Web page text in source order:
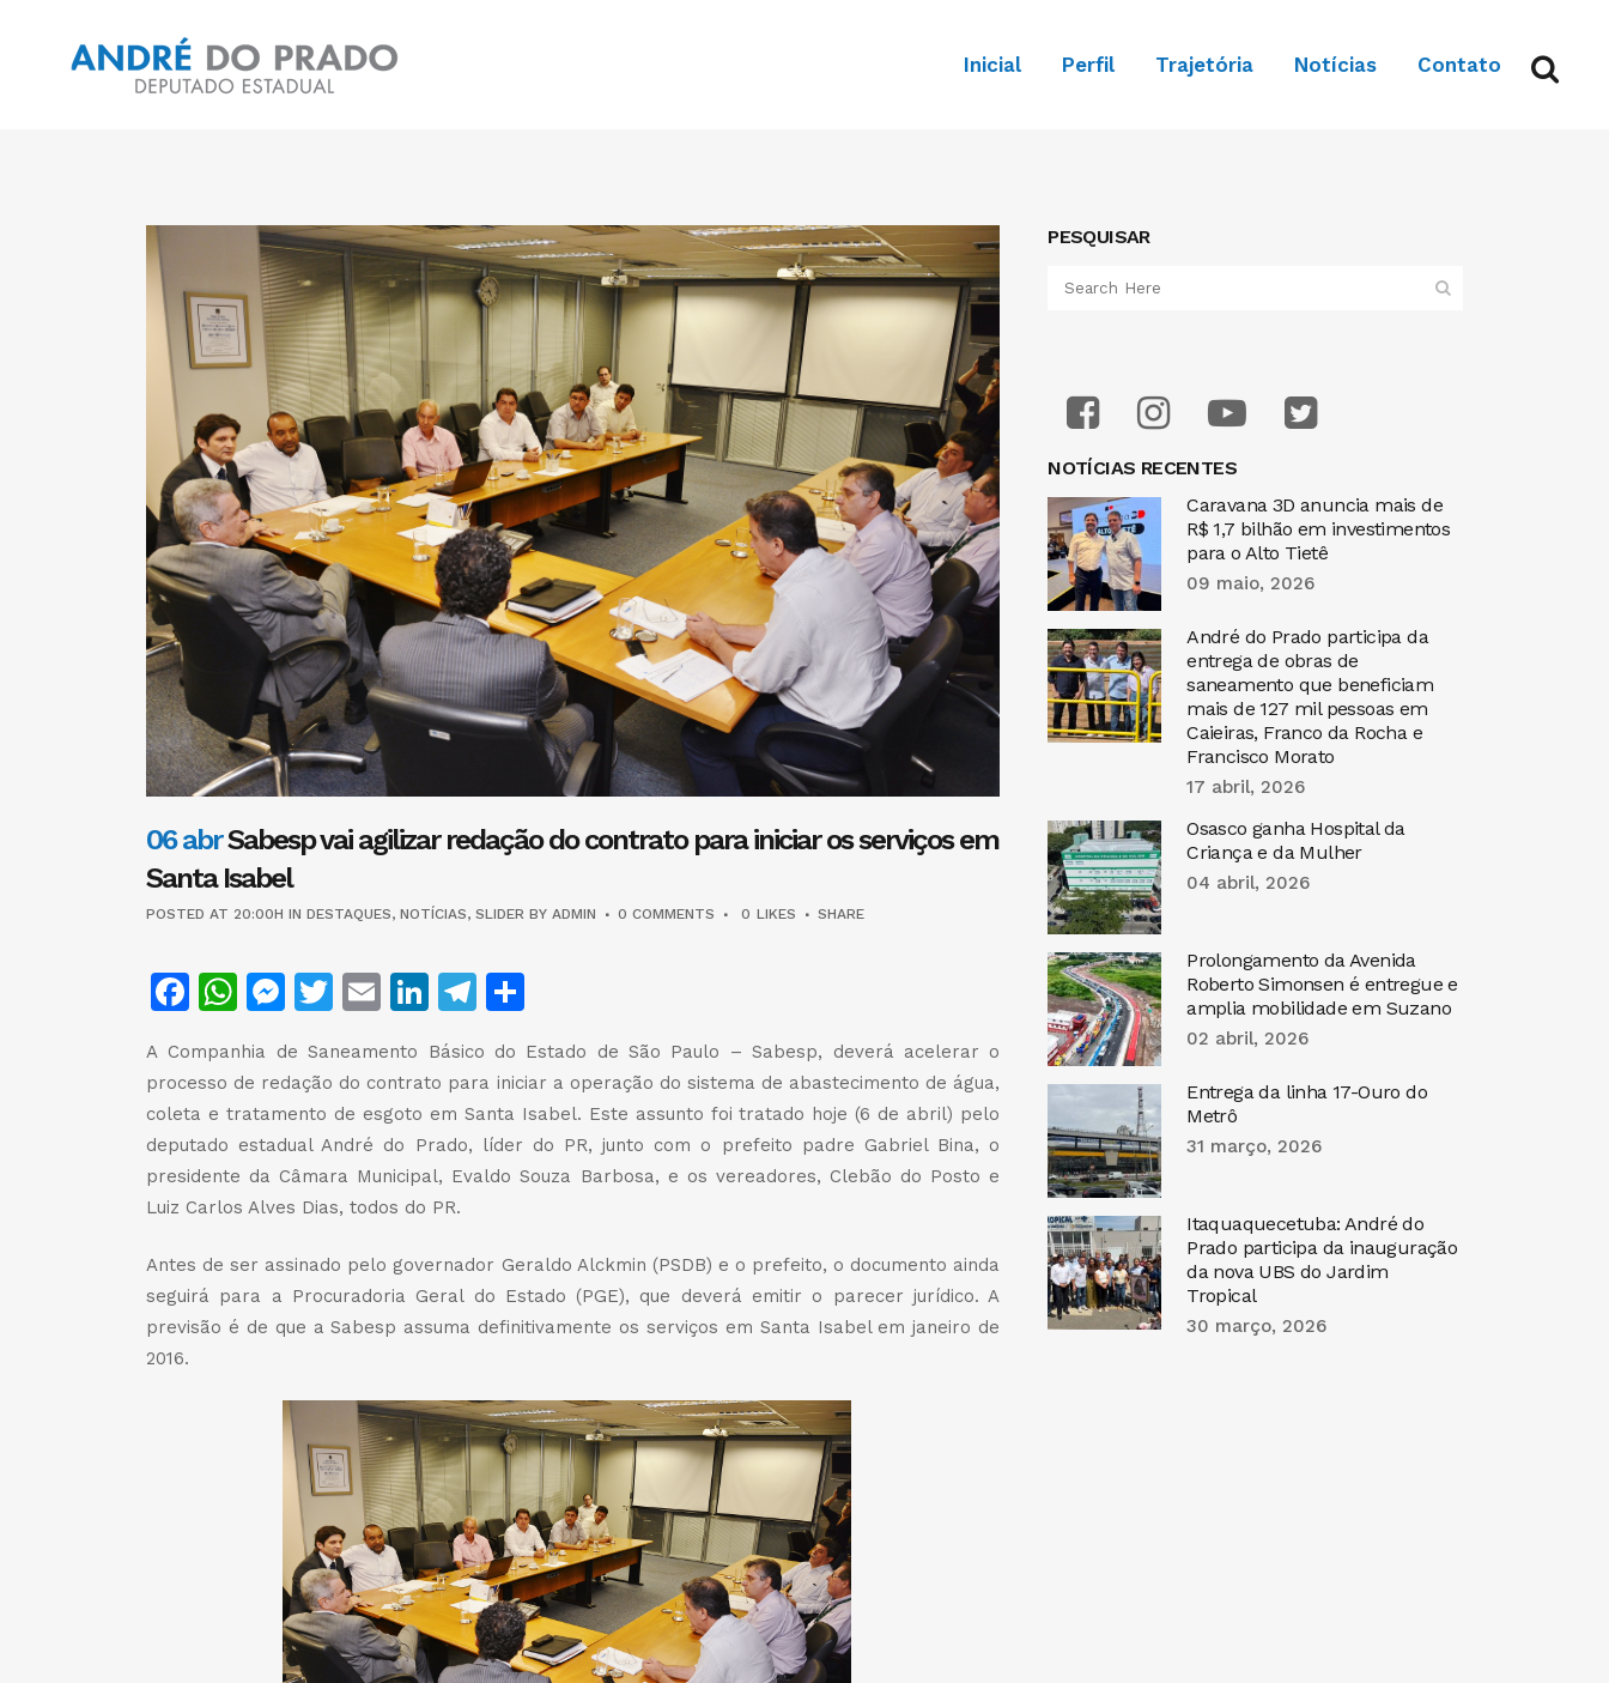
Inicial Perfil Trajetória Notícias Contato
06 abrSabesp vai agilizar redação do contrato para iniciar os serviços em
Santa Isabel
POSTED AT 20:00H IN DESTAQUES, NOTÍCIAS, SLIDER BY ADMIN 0 COMMENTS 0 LIKES SHARE
Facebook
WhatsApp
Messenger
Twitter
EmailLinkedIn
Telegram
A Companhia de Saneamento Básico do Estado de São Paulo – Sabesp, deverá acelerar o
processo de redação do contrato para iniciar a operação do sistema de abastecimento de água,
coleta e tratamento de esgoto em Santa Isabel. Este assunto foi tratado hoje (6 de abril) pelo
deputado estadual André do Prado, líder do PR, junto com o prefeito padre Gabriel Bina, o
presidente da Câmara Municipal, Evaldo Souza Barbosa, e os vereadores, Clebão do Posto e
Luiz Carlos Alves Dias, todos do PR.
Antes de ser assinado pelo governador Geraldo Alckmin (PSDB) e o prefeito, o documento ainda
seguirá para a Procuradoria Geral do Estado (PGE), que deverá emitir o parecer jurídico. A
previsão é de que a Sabesp assuma definitivamente os serviços em Santa Isabel em janeiro de
2016.
PESQUISAR
NOTÍCIAS RECENTES
Caravana 3D anuncia mais de
R$ 1,7 bilhão em investimentos
para o Alto Tietê
09 maio, 2026
André do Prado participa da
entrega de obras de
saneamento que beneficiam
mais de 127 mil pessoas em
Caieiras, Franco da Rocha e
Francisco Morato
17 abril, 2026
Osasco ganha Hospital da
Criança e da Mulher
04 abril, 2026
Prolongamento da Avenida
Roberto Simonsen é entregue e
amplia mobilidade em Suzano
02 abril, 2026
Entrega da linha 17-Ouro do
Metrô
31 março, 2026
Itaquaquecetuba: André do
Prado participa da inauguração
da nova UBS do Jardim
Tropical
30 março, 2026